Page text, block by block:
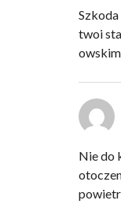
twoi
Nie do